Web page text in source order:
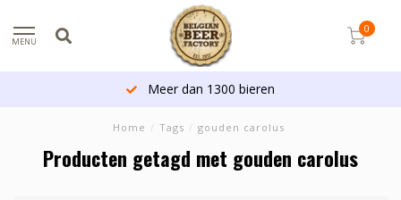
MENU
0
Meer dan 1300 bieren
Home / Tags / gouden carolus
Producten getagd met gouden carolus